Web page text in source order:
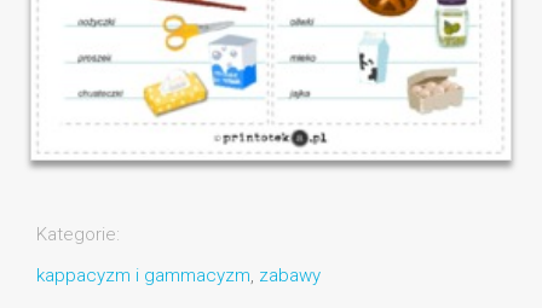
Kategorie:
kappacyzm i gammacyzm, zabawy